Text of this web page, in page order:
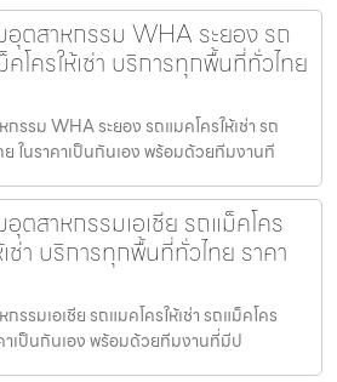
ตสาหกรรม WHA ระยอง รถ
โครให้เช่า บริการทุกพื้นที่ทั่วไทย
รรม WHA ระยอง รถแมคโครให้เช่า รถ
ในราคาเป็นกันเอง พร้อมด้วยทีมงานที
ตสาหกรรมเอเชีย รถแม็คโคร
ช่า บริการทุกพื้นที่ทั่วไทย ราคา
รมเอเชีย รถแมคโครให้เช่า รถแม็คโคร
าเป็นกันเอง พร้อมด้วยทีมงานที่มีป